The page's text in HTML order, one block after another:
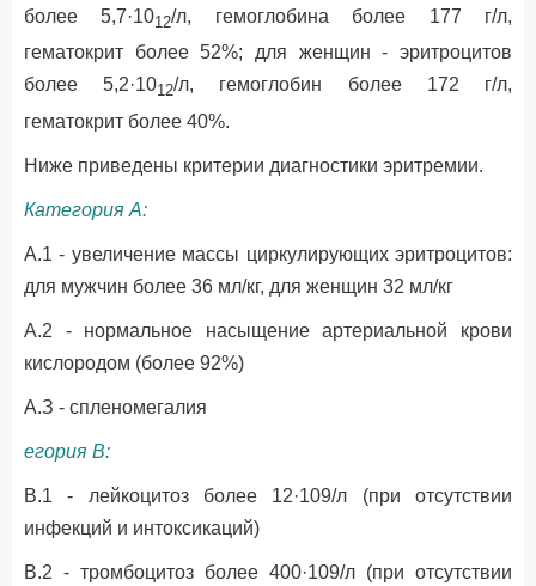
более 5,7·1012/л, гемоглобина более 177 г/л,
гематокрит более 52%; для женщин - эритроцитов
более 5,2·1012/л, гемоглобин более 172 г/л,
гематокрит более 40%.
Ниже приведены критерии диагностики эритремии.
Категория А:
А.1 - увеличение массы циркулирующих эритроцитов:
для мужчин более 36 мл/кг, для женщин 32 мл/кг
А.2 - нормальное насыщение артериальной крови
кислородом (более 92%)
A.З - спленомегалия
егория В:
B.1 - лейкоцитоз более 12·109/л (при отсутствии
инфекций и интоксикаций)
B.2 - тромбоцитоз более 400·109/л (при отсутствии